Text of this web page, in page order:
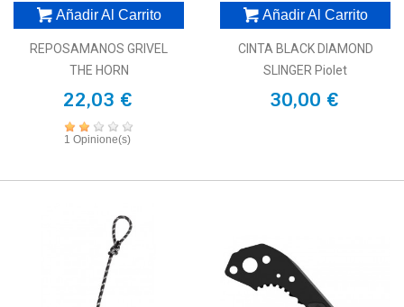
Añadir Al Carrito
REPOSAMANOS GRIVEL
THE HORN
22,03 €
1 Opinione(s)
Añadir Al Carrito
CINTA BLACK DIAMOND
SLINGER Piolet
30,00 €